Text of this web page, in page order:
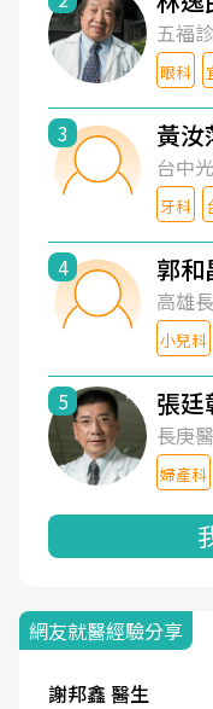
五福
眼科
3 黃汝
台中
牙科
4 郭和
高雄
小兒科
5 張廷
長庚
婦產科
網友就醫經驗分享
謝邦鑫 醫生